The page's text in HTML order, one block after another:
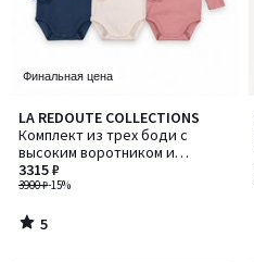
Финальная цена
LA REDOUTE COLLECTIONS
Комплект из трех боди с
высоким воротником и
длинными рукавами
3900 ₽-15%
3315 ₽
5
/
5
5
/